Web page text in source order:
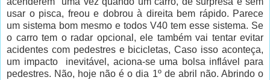
usar o pisca, freou e dobrou à direita bem rápido. Parece
um sistema bom mesmo e todos V40 tem esse sistema. Se
o carro tem o radar opcional, ele também vai tentar evitar
acidentes com pedestres e bicicletas, Caso isso aconteça,
um impacto inevitável, aciona-se uma bolsa inflável para
pedestres. Não, hoje não é o dia 1º de abril não. Abrindo o